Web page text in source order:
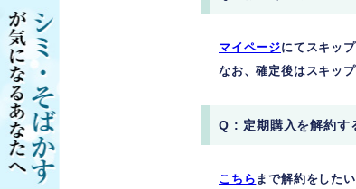
マイページにてスキッ
なお、確定後はスキッ
Q : 定期購入を解約す
こちら まで解約をした